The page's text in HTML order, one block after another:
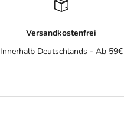
Versandkostenfrei
Innerhalb Deutschlands - Ab 59€